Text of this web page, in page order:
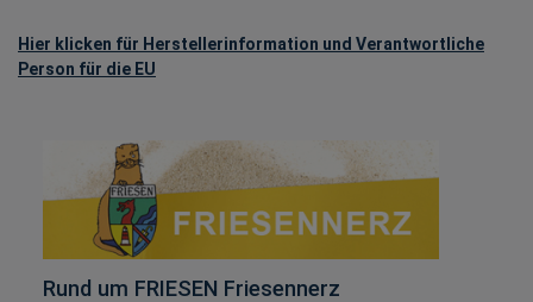
Hier klicken für Herstellerinformation und Verantwortliche
Person für die EU
Rund um FRIESEN Friesennerz